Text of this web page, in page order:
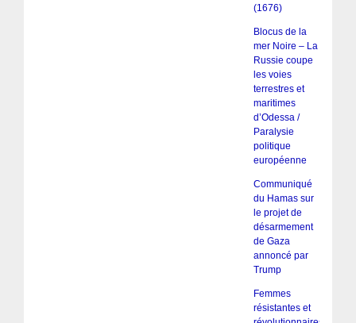
(1676)
Blocus de la
mer Noire – La
Russie coupe
les voies
terrestres et
maritimes
d’Odessa /
Paralysie
politique
européenne
Communiqué
du Hamas sur
le projet de
désarmement
de Gaza
annoncé par
Trump
Femmes
résistantes et